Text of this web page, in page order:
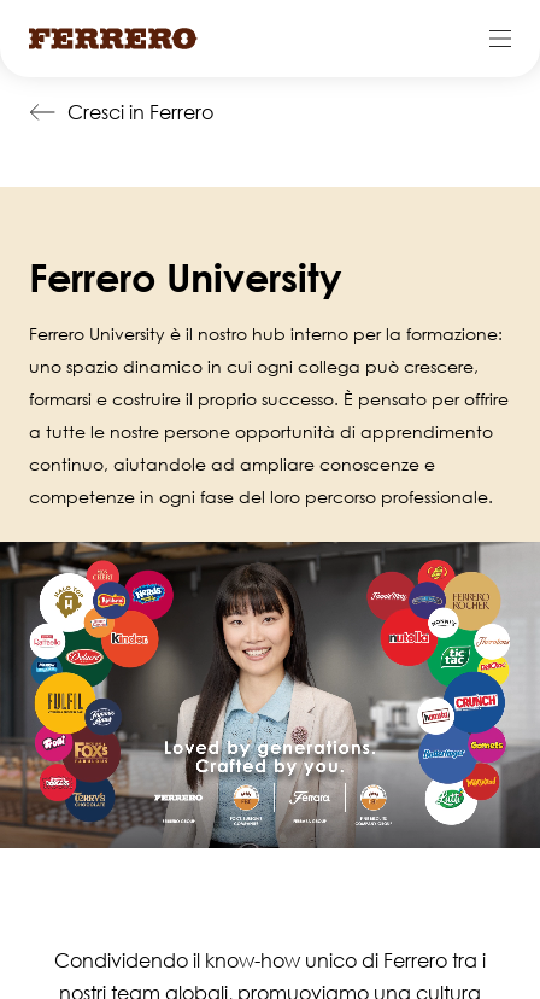
principale
Cresci in Ferrero
Ferrero University
Ferrero University è il nostro hub interno per la formazione:
uno spazio dinamico in cui ogni collega può crescere,
formarsi e costruire il proprio successo. È pensato per offrire
a tutte le nostre persone opportunità di apprendimento
continuo, aiutandole ad ampliare conoscenze e
competenze in ogni fase del loro percorso professionale.
Condividendo il know-how unico di Ferrero tra i
nostri team globali, promuoviamo una cultura